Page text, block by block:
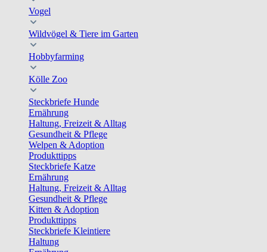
Vogel
Wildvögel & Tiere im Garten
Hobbyfarming
Kölle Zoo
Steckbriefe Hunde
Ernährung
Haltung, Freizeit & Alltag
Gesundheit & Pflege
Welpen & Adoption
Produkttipps
Steckbriefe Katze
Ernährung
Haltung, Freizeit & Alltag
Gesundheit & Pflege
Kitten & Adoption
Produkttipps
Steckbriefe Kleintiere
Haltung